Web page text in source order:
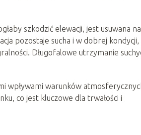
szkodzić elewacji, jest usuwana na
pozostaje sucha i w dobrej kondycji,
Długofalowe utrzymanie
wpływami warunków
co jest kluczowe dla trwałości i